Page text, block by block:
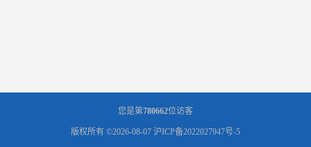
您是第780662位访客
版权所有 ©2026-08-07 沪ICP备2022027947号-5